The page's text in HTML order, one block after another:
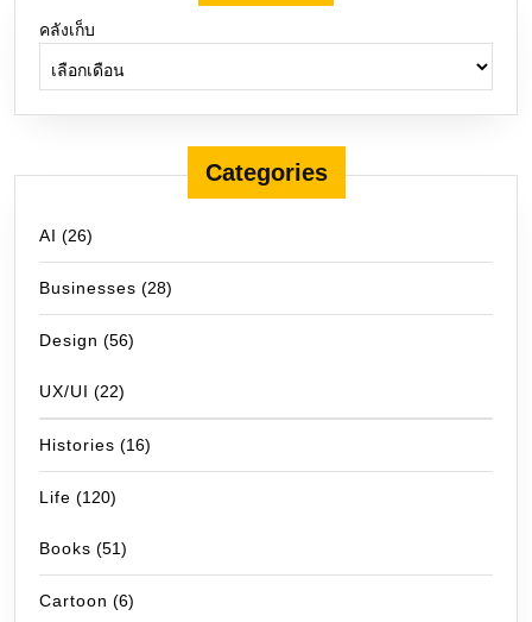
คลังเก็บ
Categories
AI (26)
Businesses (28)
Design (56)
UX/UI (22)
Histories (16)
Life (120)
Books (51)
Cartoon (6)